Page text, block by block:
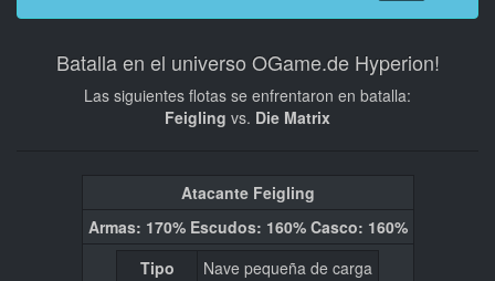
Batalla en el universo OGame.de Hyperion!
Las siguientes flotas se enfrentaron en batalla:
Feigling vs. Die Matrix
Atacante Feigling
Armas: 170% Escudos: 160% Casco: 160%
Tipo
Nave pequeña de carga